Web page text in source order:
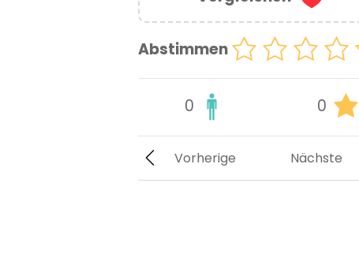
Abstimmen
0 0
Nächste
Vorherige